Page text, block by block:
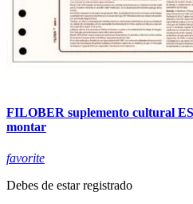
FILOBER suplemento cultural
montar
favorite
Debes de estar registrado